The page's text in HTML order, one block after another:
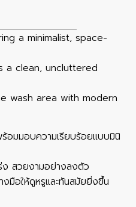
a minimalist, space-
a clean, uncluttered
wash area with modern
มมอบความเรียบร้อยแบบมินิ
ง สวยงามอย่างลงตัว
งมือให้ดูหรูและทันสมัยยิ่งขึ้น